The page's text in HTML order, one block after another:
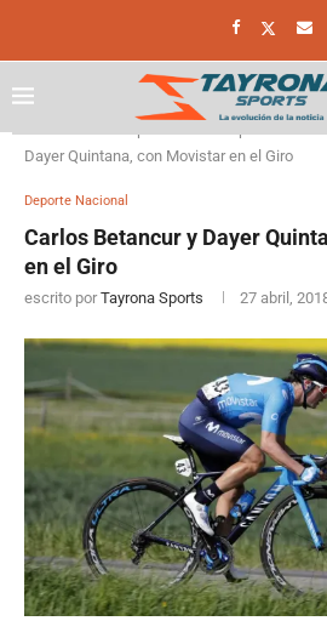
Dayer Quintana, con Movistar en el Giro
Deporte Nacional
Carlos Betancur y Dayer
en el Giro
escrito por Tayrona Sports 27 abril,